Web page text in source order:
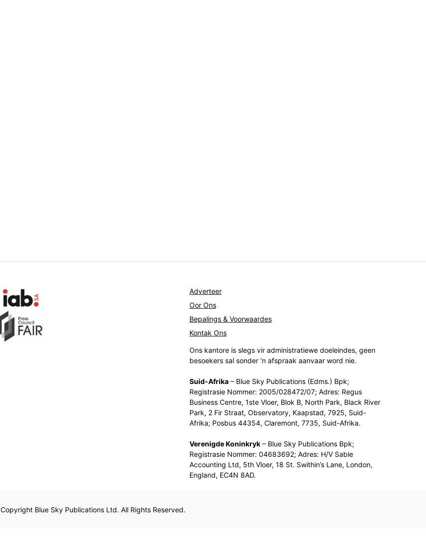
Adverteer
Oor Ons
Bepalings & Voorwaardes
Kontak Ons
Ons kantore is slegs vir administratiewe doeleindes, geen
besoekers sal sonder ‘n afspraak aanvaar word nie.
Suid-Afrika– Blue Sky Publications (Edms.) Bpk;
Registrasie Nommer: 2005/028472/07; Adres: Regus
Business Centre, 1ste Vloer, Blok B, North Park, Black River
Park, 2 Fir Straat, Observatory, Kaapstad, 7925, Suid-
Afrika; Posbus 44354, Claremont, 7735, Suid-Afrika.
Verenigde Koninkryk– Blue Sky Publications Bpk;
Registrasie Nommer: 04683692; Adres: H/V Sable
Accounting Ltd, 5th Vloer, 18 St. Swithin’s Lane, London,
England, EC4N 8AD.
Copyright Blue Sky Publications Ltd. All Rights Reserved.